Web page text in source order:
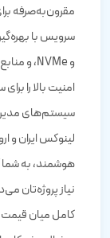
مقرون‌به‌صرفه
سرویس با
امنیت بالا را
سیستم‌های
هوشمند، به شما
نیاز پروژه‌تان
کامل میان قیمت